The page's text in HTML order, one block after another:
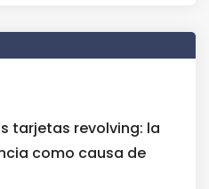
tarjetas revolving: la
como causa de